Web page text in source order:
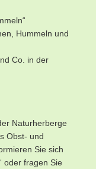
Hummeln und
Co. in der
Naturherberge
Obst- und
Sie sich
oder fragen Sie